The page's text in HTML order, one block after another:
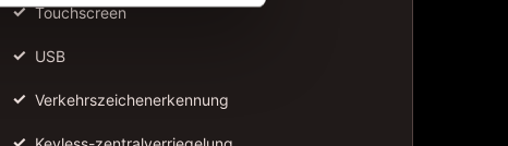
✓ Touchscreen
✓ USB
✓ Verkehrszeichenerkennung